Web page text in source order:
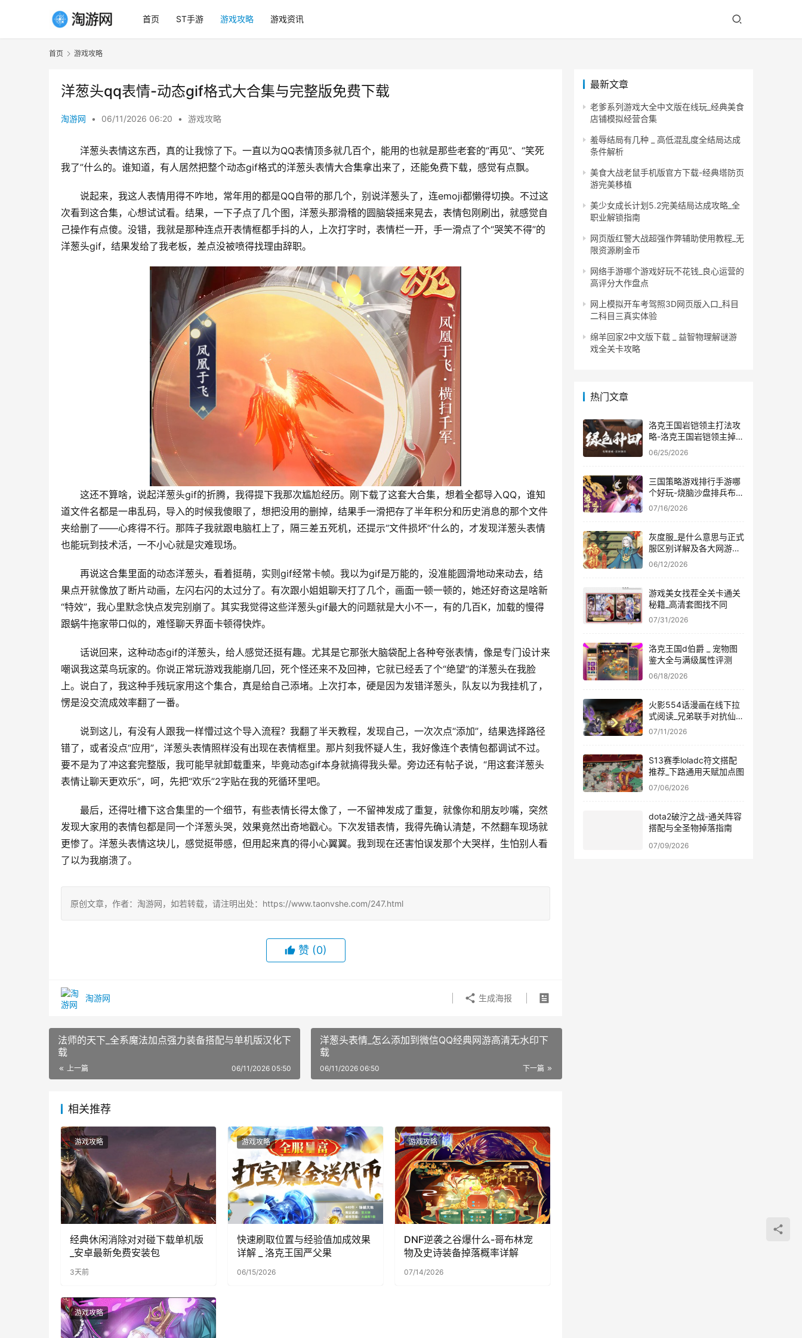
首页 ST手游 游戏攻略 游戏资讯
首页 游戏攻略
洋葱头qq表情-动态gif格式大合集与完整版免费下载
淘游网 • 06/11/2026 06:20 • 游戏攻略
洋葱头表情这东西，真的让我惊了下。一直以为QQ表情顶多就几百个，能用的也就是那些老套的“再见”、“笑死
我了”什么的。谁知道，有人居然把整个动态gif格式的洋葱头表情大合集拿出来了，还能免费下载，感觉有点飘。
说起来，我这人表情用得不咋地，常年用的都是QQ自带的那几个，别说洋葱头了，连emoji都懒得切换。不过这
次看到这合集，心想试试看。结果，一下子点了几个图，洋葱头那滑稽的圆脑袋摇来晃去，表情包刚刷出，就感觉自
己操作有点傻。没错，我就是那种连点开表情框都手抖的人，上次打字时，表情栏一开，手一滑点了个“哭笑不得”的
洋葱头gif，结果发给了我老板，差点没被喷得找理由辞职。
这还不算啥，说起洋葱头gif的折腾，我得提下我那次尴尬经历。刚下载了这套大合集，想着全都导入QQ，谁知
道文件名都是一串乱码，导入的时候我傻眼了，想把没用的删掉，结果手一滑把存了半年积分和历史消息的那个文件
夹给删了——心疼得不行。那阵子我就跟电脑杠上了，隔三差五死机，还提示“文件损坏”什么的，才发现洋葱头表情
也能玩到技术活，一不小心就是灾难现场。
再说这合集里面的动态洋葱头，看着挺萌，实则gif经常卡帧。我以为gif是万能的，没准能圆滑地动来动去，结
果点开就像放了断片动画，左闪右闪的太过分了。有次跟小姐姐聊天打了几个，画面一顿一顿的，她还好奇这是啥新
“特效”，我心里默念快点发完别崩了。其实我觉得这些洋葱头gif最大的问题就是大小不一，有的几百K，加载的慢得
跟蜗牛拖家带口似的，难怪聊天界面卡顿得快炸。
话说回来，这种动态gif的洋葱头，给人感觉还挺有趣。尤其是它那张大脑袋配上各种夸张表情，像是专门设计来
嘲讽我这菜鸟玩家的。你说正常玩游戏我能崩几回，死个怪还来不及回神，它就已经丢了个“绝望”的洋葱头在我脸
上。说白了，我这种手残玩家用这个集合，真是给自己添堵。上次打本，硬是因为发错洋葱头，队友以为我挂机了，
愣是没交流成效率翻了一番。
说到这儿，有没有人跟我一样懵过这个导入流程？我翻了半天教程，发现自己，一次次点“添加”，结果选择路径
错了，或者没点“应用”，洋葱头表情照样没有出现在表情框里。那片刻我怀疑人生，我好像连个表情包都调试不过。
要不是为了冲这套完整版，我可能早就卸载重来，毕竟动态gif本身就搞得我头晕。旁边还有帖子说，“用这套洋葱头
表情让聊天更欢乐”，呵，先把“欢乐”2字贴在我的死循环里吧。
最后，还得吐槽下这合集里的一个细节，有些表情长得太像了，一不留神发成了重复，就像你和朋友吵嘴，突然
发现大家用的表情包都是同一个洋葱头哭，效果竟然出奇地戳心。下次发错表情，我得先确认清楚，不然翻车现场就
更惨了。洋葱头表情这块儿，感觉挺带感，但用起来真的得小心翼翼。我到现在还害怕误发那个大哭样，生怕别人看
了以为我崩溃了。
原创文章，作者：淘游网，如若转载，请注明出处：https://www.taonvshe.com/247.html
赞 (0)
淘游网 生成海报
法师的天下_全系魔法加点强力装备搭配与单机版汉化下
载
上一篇 06/11/2026 05:50
洋葱头表情_怎么添加到微信QQ经典网游高清无水印下
载
下一篇
06/11/2026 06:50
相关推荐
游戏攻略
经典休闲消除对对碰下载单机版
_安卓最新免费安装包
3天前
游戏攻略
快速刷取位置与经验值加成效果
详解 _ 洛克王国严父果
06/15/2026
游戏攻略
DNF逆袭之谷爆什么-哥布林宠
物及史诗装备掉落概率详解
07/14/2026
游戏攻略
最新文章
老爹系列游戏大全中文版在线玩_经典美食
店铺模拟经营合集
羞辱结局有几种 _ 高低混乱度全结局达成
条件解析
美食大战老鼠手机版官方下载-经典塔防页
游完美移植
美少女成长计划5.2完美结局达成攻略_全
职业解锁指南
网页版红警大战超强作弊辅助使用教程_无
限资源刷金币
网络手游哪个游戏好玩不花钱_良心运营的
高评分大作盘点
网上模拟开车考驾照3D网页版入口_科目
二科目三真实体验
绵羊回家2中文版下载 _ 益智物理解谜游
戏全关卡攻略
热门文章
洛克王国岩铠领主打法攻
略-洛克王国岩铠领主掉落
奖励一览
06/25/2026
三国策略游戏排行手游哪
个好玩-烧脑沙盘排兵布阵
大作推荐
07/16/2026
灰度服_是什么意思与正式
服区别详解及各大网游资
格申请爆料
06/12/2026
游戏美女找茬全关卡通关
秘籍_高清套图找不同
07/31/2026
洛克王国d伯爵 _ 宠物图
鉴大全与满级属性评测
06/18/2026
火影554话漫画在线下拉
式阅读_兄弟联手对抗仙人
兜
07/11/2026
S13赛季loladc符文搭配
推荐_下路通用天赋加点图
07/06/2026
dota2破泞之战-通关阵容
搭配与全圣物掉落指南
07/09/2026